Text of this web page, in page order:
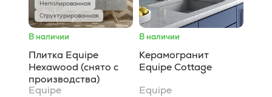
Неполированная
Структурированная
В наличии
Плитка Equipe
Hexawood (снято с
производства)
Equipe
В наличии
Керамогранит
Equipe Cottage
Equipe